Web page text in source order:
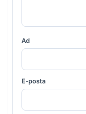
Ad
E-posta